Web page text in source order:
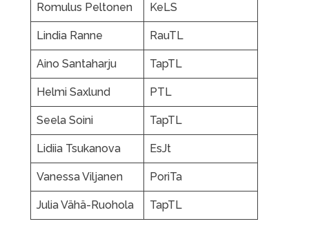
Romulus Peltonen KeLS
Lindia Ranne RauTL
Aino Santaharju TapTL
Helmi Saxlund PTL
Seela Soini TapTL
Lidiia Tsukanova EsJt
Vanessa Viljanen PoriTa
Julia Vähä-Ruohola TapTL